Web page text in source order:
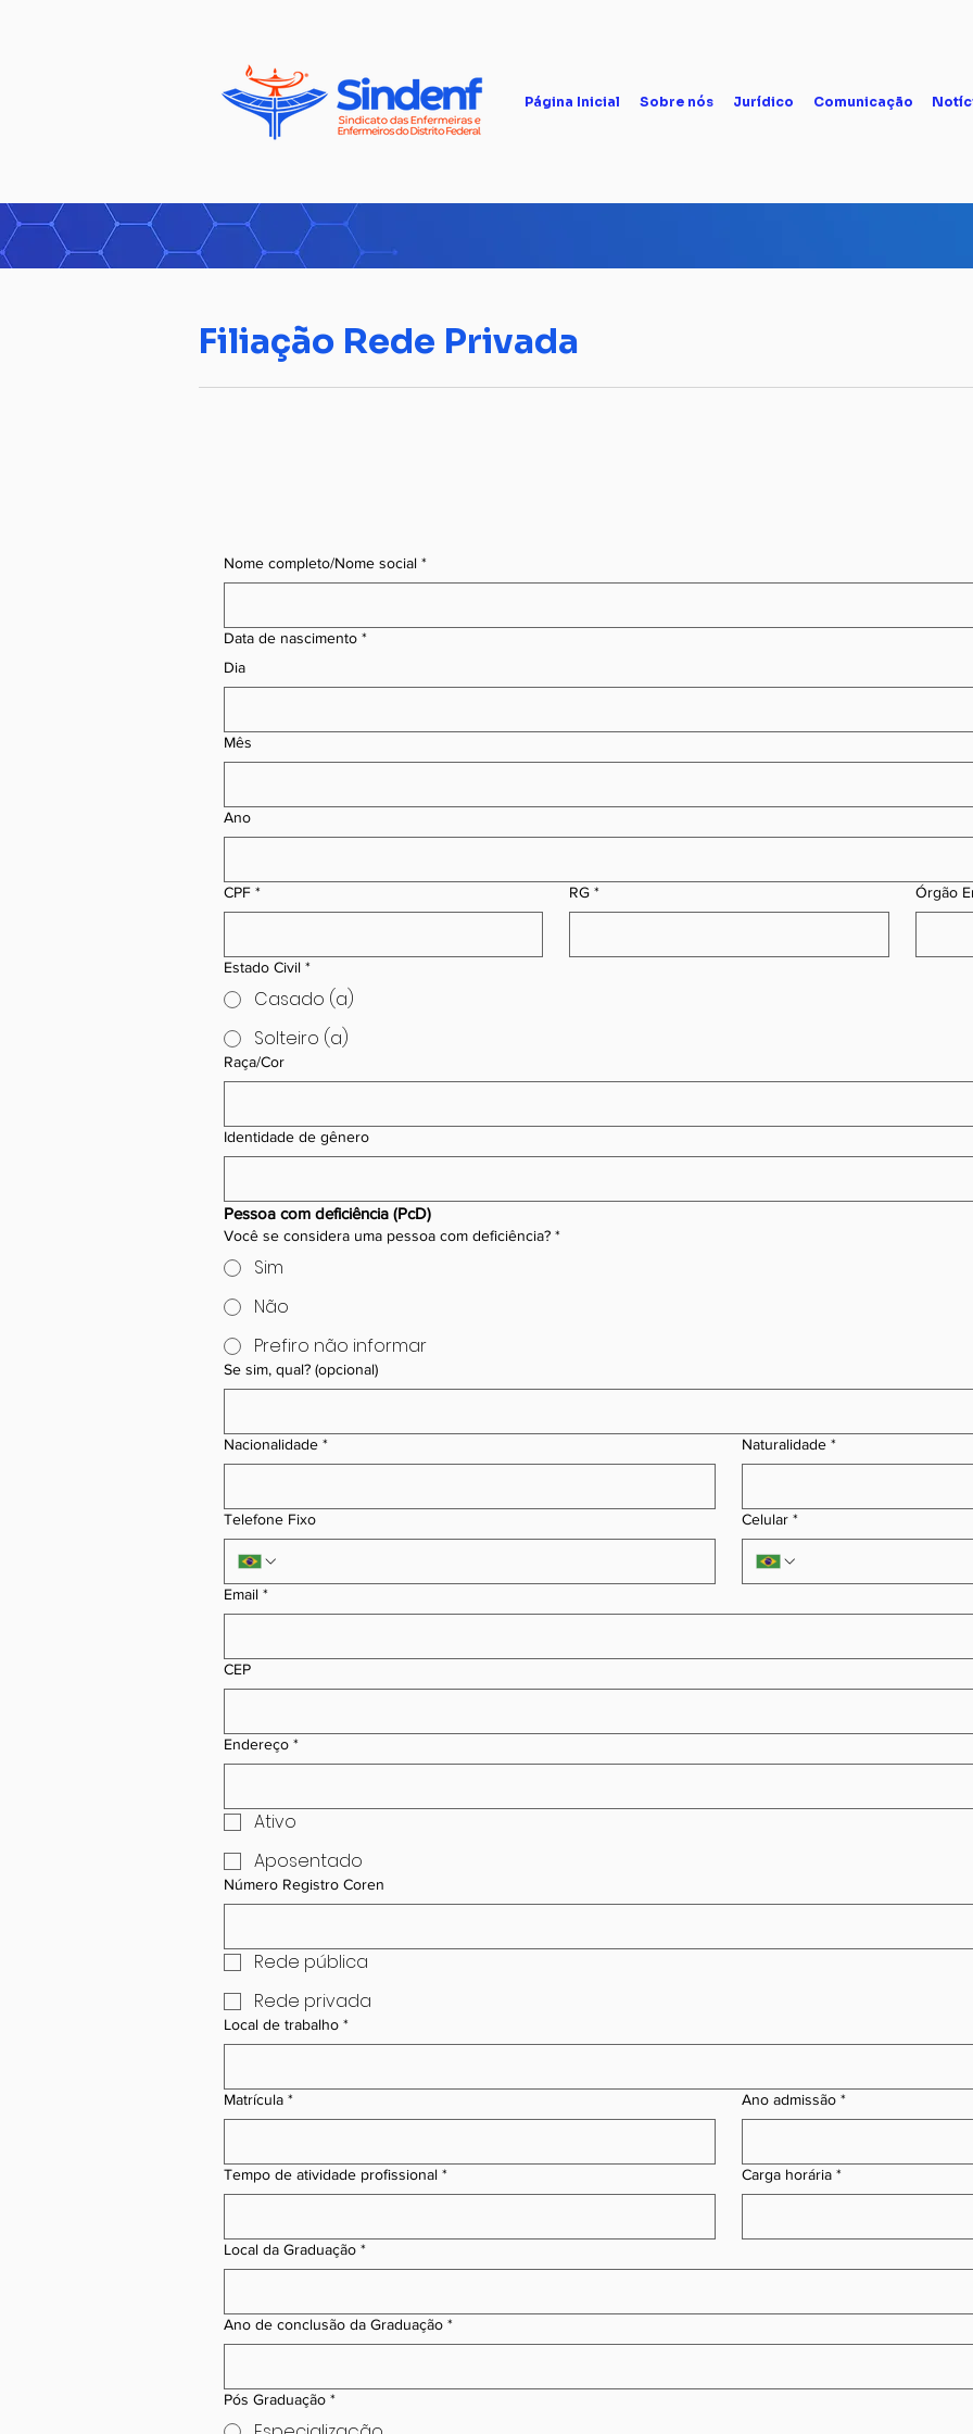
Página Inicial Sobre nós Jurídico Comunicação
Filiação Rede Privada
Nome completo/Nome social *
Data de nascimento *
Dia
Mês
Ano
CPF * RG * Órgão
Estado Civil *
Casado (a)
Solteiro (a)
Raça/Cor
Identidade de gênero
Pessoa com deficiência (PcD)
Você se considera uma pessoa com deficiência? *
Sim
Não
Prefiro não informar
Se sim, qual? (opcional)
Nacionalidade * Naturalidade *
Telefone Fixo Celular *
Email *
CEP
Endereço *
Ativo
Aposentado
Número Registro Coren
Rede pública
Rede privada
Local de trabalho *
Matrícula * Ano admissão *
Tempo de atividade profissional * Carga horária *
Local da Graduação *
Ano de conclusão da Graduação *
Pós Graduação *